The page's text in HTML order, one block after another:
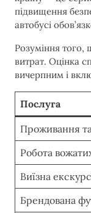
підвищення
автобусі
Розуміння того,
витрат. Оцінка
вичерпним і
Послуга
Проживання
Робота
Виїзна
Брендована